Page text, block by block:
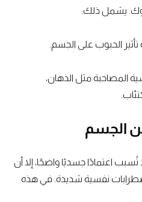
يشمل ذلك:
الحبوب على الجسم.
المصاحبة مثل الذهان،
الجسم
اعتمادًا جسديًا واضحًا، إلا أن
نفسية شديدة. في هذه